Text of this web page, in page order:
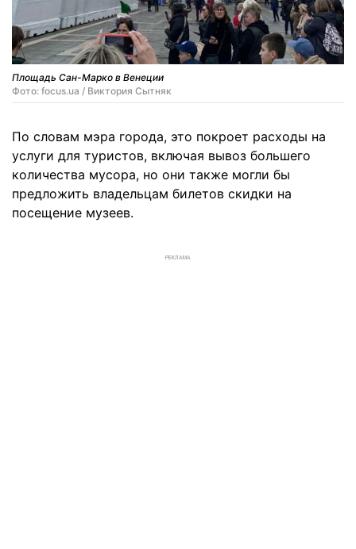
Площадь Сан-Марко в Венеции
Фото: focus.ua / Виктория Сытняк
По словам мэра города, это покроет расходы на
услуги для туристов, включая вывоз большего
количества мусора, но они также могли бы
предложить владельцам билетов скидки на
посещение музеев.
РЕКЛАМА